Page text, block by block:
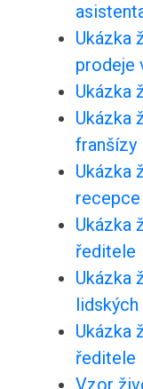
Ukázka
prodeje
Ukázka
Ukázka
franšízy
Ukázka
recepce
Ukázka
ředitele
Ukázka
Ukázka
ředitele
Vzor